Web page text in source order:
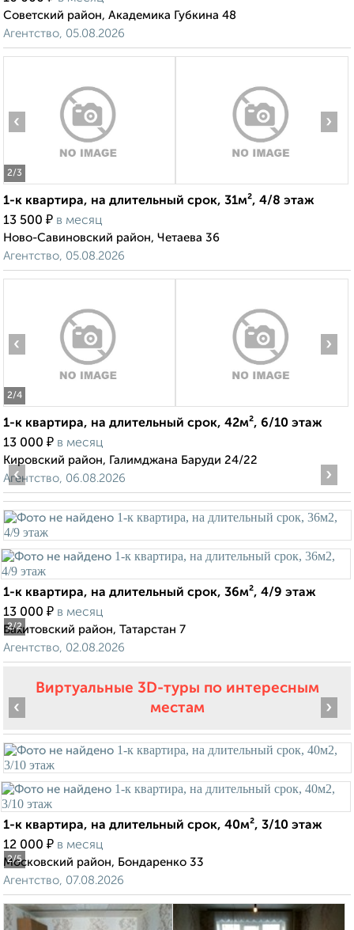
Советский район, Академика Губкина 48
Агентство, 05.08.2026
2/3
‹ ›
1-к квартира, на длительный срок, 31м², 4/8 этаж
13 500 ₽ в месяц
Ново-Савиновский район, Четаева 36
Агентство, 05.08.2026
2/4
‹ ›
1-к квартира, на длительный срок, 42м², 6/10 этаж
13 000 ₽ в месяц
Кировский район, Галимджана Баруди 24/22
Агентство, 06.08.2026
2/2
‹ ›
1-к квартира, на длительный срок, 36м², 4/9 этаж
13 000 ₽ в месяц
Вахитовский район, Татарстан 7
Агентство, 02.08.2026
Виртуальные 3D-туры по интересным
местам
2/5
‹ ›
1-к квартира, на длительный срок, 40м², 3/10 этаж
12 000 ₽ в месяц
Московский район, Бондаренко 33
Агентство, 07.08.2026